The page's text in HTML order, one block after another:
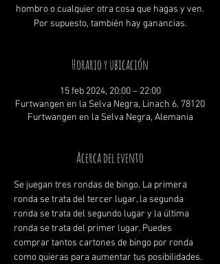
hombro o cualquier otra cosa que hagas y ven.
Por supuesto, también hay ganancias.
Horario y ubicación
15 feb 2024, 20:00 – 22:00
Furtwangen en la Selva Negra, Linach 6, 78120
Furtwangen en la Selva Negra, Alemania
Acerca del evento
Se juegan tres rondas de bingo. La primera
ronda se trata del tercer lugar, la segunda
ronda se trata del segundo lugar y la última
ronda se trata del primer lugar. Puedes
comprar tantos cartones de bingo por ronda
como quieras para aumentar tus posibilidades.